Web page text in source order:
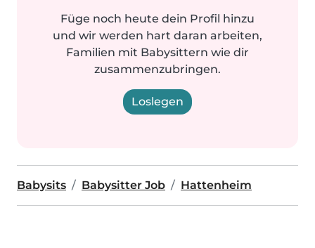
Füge noch heute dein Profil hinzu
und wir werden hart daran arbeiten,
Familien mit Babysittern wie dir
zusammenzubringen.
Loslegen
Babysits Babysitter Job Hattenheim